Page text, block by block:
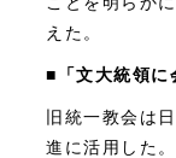
えた。
■「文大統領に
旧統一教会は
進に活用した